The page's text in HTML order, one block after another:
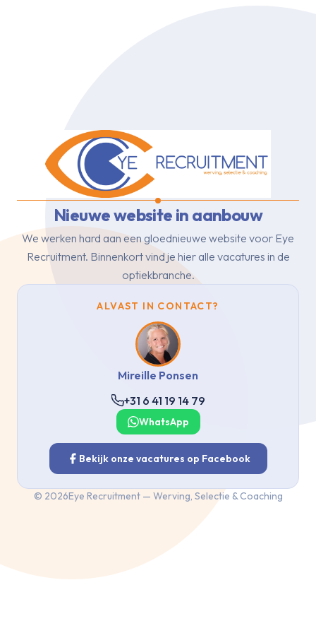
Nieuwe website in aanbouw
We werken hard aan een gloednieuwe website voor Eye
Recruitment. Binnenkort vind je hier alle vacatures in de
optiekbranche.
ALVAST IN CONTACT?
Mireille Ponsen
+31 6 41 19 14 79
WhatsApp
Bekijk onze vacatures op Facebook
© 2026Eye Recruitment — Werving, Selectie & Coaching